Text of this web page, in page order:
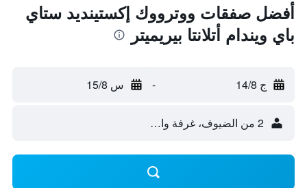
أفضل صفقات ووترووك إكستينديد ستاي
باي ويندام أتلانتا بيريميتر
ج 14/8 - س 15/8
2 من الضيوف، غرفة واحدة